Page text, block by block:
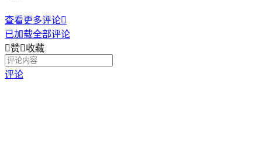
查看更多评论
已加载全部评论
赞收藏
评论